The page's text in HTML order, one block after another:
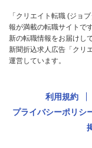
「クリエイト転職 (ジョ
報が満載の転職サイトで
新の転職情報をお届けし
新聞折込求人広告「クリ
運営しています。
利用規約
プライバシーポリシ